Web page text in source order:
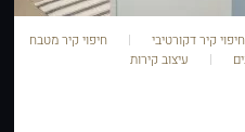
חיפוי קיר דקורטיבי
חיפוי קיר מטבח
עיצוב קירות